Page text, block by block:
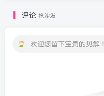
评论 抢沙发
欢迎您留下宝贵的见解！